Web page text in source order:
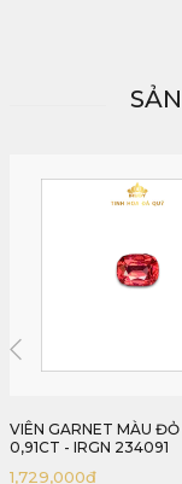
VIÊN GARNET MÀU ĐỎ
1,30CT - IRGN 234130
2,470,000₫